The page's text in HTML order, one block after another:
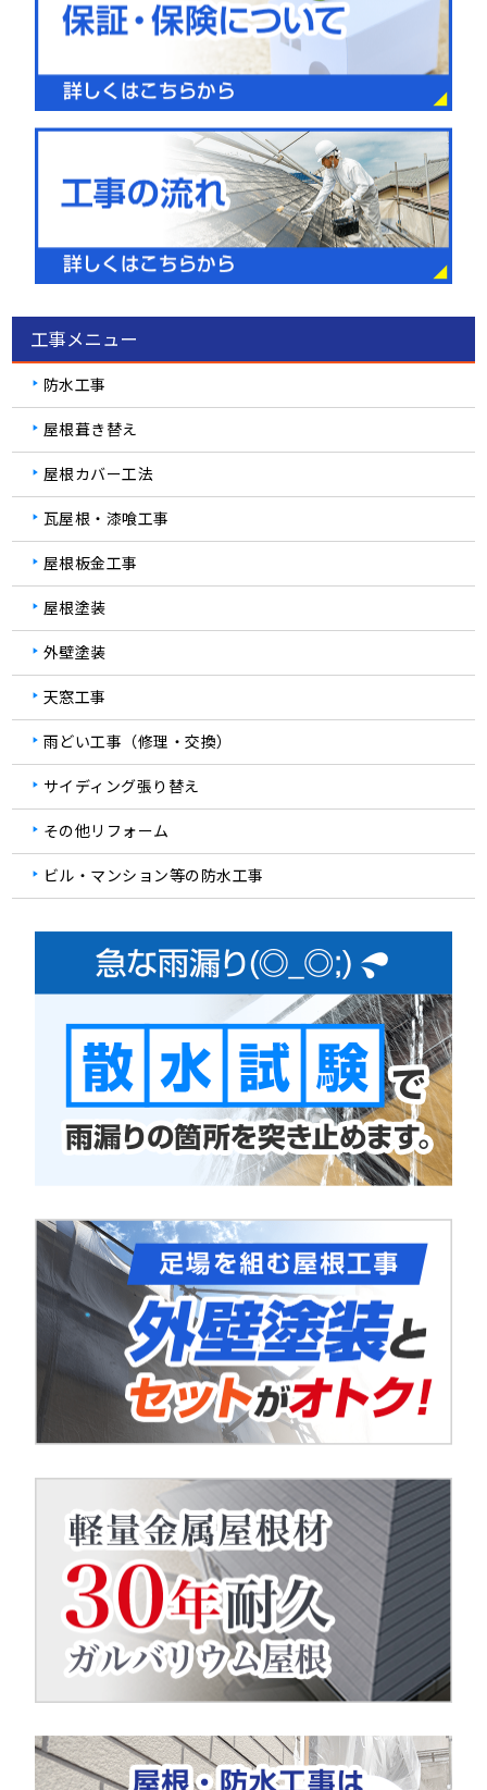
工事メニュー
防水工事
屋根葺き替え
屋根カバー工法
瓦屋根・漆喰工事
屋根板金工事
屋根塗装
外壁塗装
天窓工事
雨どい工事（修理・交換）
サイディング張り替え
その他リフォーム
ビル・マンション等の防水工事